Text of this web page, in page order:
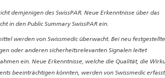
demjenigen des SwissPAR. Neue Erkenntnisse über das
in den Public Summary SwissPAR ein.
werden von Swissmedic überwacht. Bei neu
oder anderen sicherheitsrelevanten Signalen leitet
ein. Neue Erkenntnisse, welche die Qualität, die
beeinträchtigen könnten, werden von Swissmedic erfasst